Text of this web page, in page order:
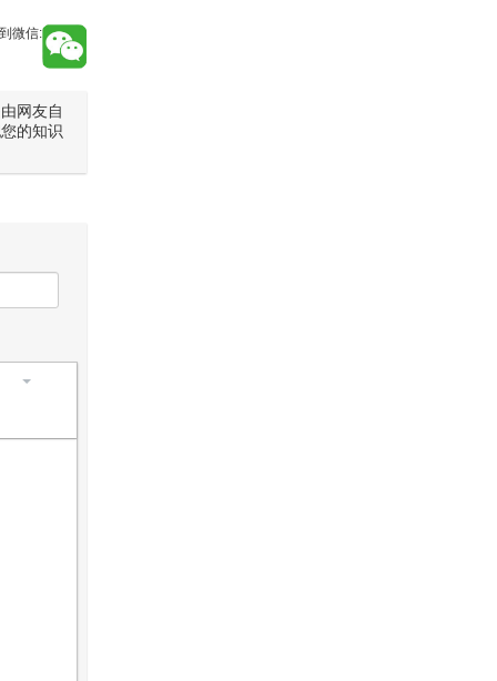
微信:
网友自
的知识